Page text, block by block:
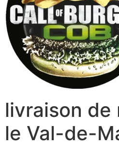
livraison de
le Val-de-